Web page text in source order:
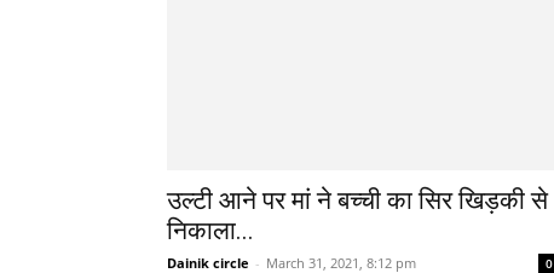
उल्टी आने पर मां ने बच्ची का सिर खिड़की से
निकाला...
Dainik circle - March 31, 2021, 8:12 pm 0